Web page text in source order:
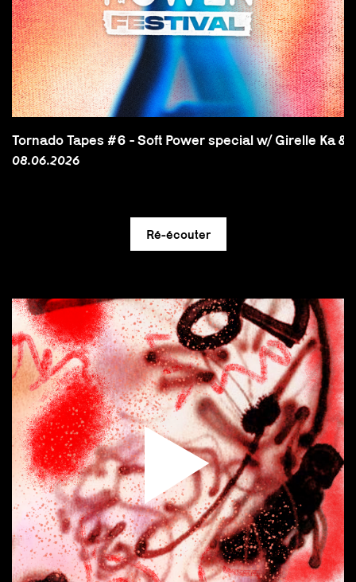
Tornado Tapes #6 - Soft Power special w/ Girelle Ka &
08.06.2026